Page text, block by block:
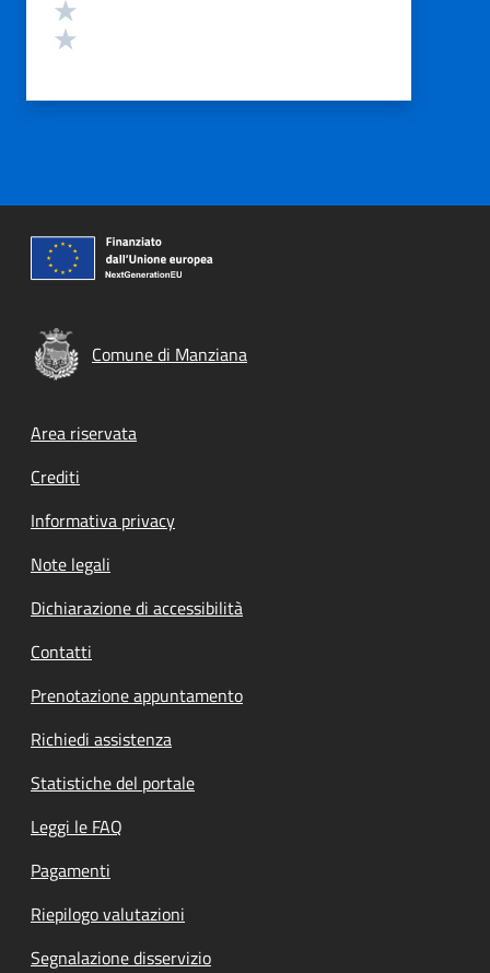
Comune di Manziana
Footer menu
Area riservata
Crediti
Informativa privacy
Note legali
Dichiarazione di accessibilità
Contatti
Prenotazione appuntamento
Richiedi assistenza
Statistiche del portale
Leggi le FAQ
Pagamenti
Riepilogo valutazioni
Segnalazione disservizio